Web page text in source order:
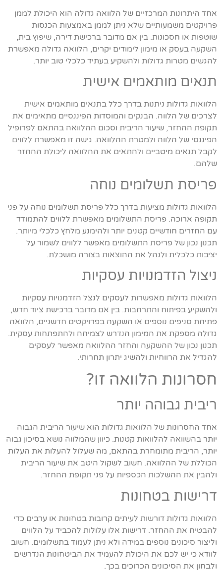
אחד היתרונות המרכזיים של הלוואה גדולה הוא היכולת לממן
פרויקטים משמעותיים שלא ניתן לממן באמצעות הכנסות
שוטפות או חסכונות. בין אם מדובר ברכישת דירה, שיפוץ בית,
השקעה בעסק או מימון לימודים יקרים, הלוואה גדולה מאפשרת
להגשים מטרות גדולות ולהשקיע בעתיד כלכלי טוב יותר.
תנאים מותאמים אישית
הלוואות גדולות ניתנות בדרך כלל בתנאים מותאמים אישית
לצרכים של הלווה. הבנקים והמוסדות הפיננסיים מתאימים את
תקופת ההחזר, שיעור הריבית וסכום ההלוואה בהתאם לפרופיל
הפיננסי של הלווה ולמטרת ההלוואה. גישה זו מאפשרת ללווים
לקבל תנאים מיטביים ולהתאים את ההלוואה ליכולת ההחזר
שלהם.
פריסת תשלומים נוחה
הלוואות גדולות מציעות בדרך כלל פריסת תשלומים נוחה על פני
תקופה ארוכה. פריסת התשלומים מאפשרת ללווים להתמודד
עם החזרים חודשיים קטנים יותר ולהימנע מלחץ כלכלי מיותר.
תכנון נכון של פריסת התשלומים מאפשר ללווים לשמור על
יציבות כלכלית ולנהל את ההוצאות בצורה מושכלת.
ניצול הזדמנויות עסקיות
הלוואות גדולות מאפשרות לעסקים לנצל הזדמנויות עסקיות
ולהשקיע בפיתוח והתרחבות. בין אם מדובר ברכישת ציוד חדש,
פתיחת סניפים נוספים או השקעה בפרויקטים חדשניים, הלוואה
גדולה מספקת את המימון הנדרש לצמיחה ולהתפתחות עסקית.
תכנון נכון של ההשקעה והחזר ההלוואה מאפשר לעסקים
להגדיל את הרווחיות ולהשיג יתרון תחרותי.
חסרונות הלוואה זו?
ריבית גבוהה יותר
אחד החסרונות של הלוואות גדולות הוא שיעור הריבית הגבוה
יותר בהשוואה להלוואות קטנות. כיוון שהמלווה נושא בסיכון גבוה
יותר, הריבית מתומחרת בהתאם, מה שעלול להעלות את העלות
הכוללת של ההלוואה. חשוב לשקול היטב את שיעור הריבית
ולהבין את ההשלכות הכספיות על פני תקופת ההחזר.
דרישות בטחונות
הלוואות גדולות דורשות לעיתים קרובות בטחונות או ערבים כדי
להבטיח את ההחזר. דרישות אלו עלולות להכביד על הלווים
וליצור סיכונים נוספים במידה ולא ניתן לעמוד בתשלומים. חשוב
לוודא כי יש לכם את היכולת להעמיד את הביטחונות הנדרשים
ולבחון את הסיכונים הכרוכים בכך.